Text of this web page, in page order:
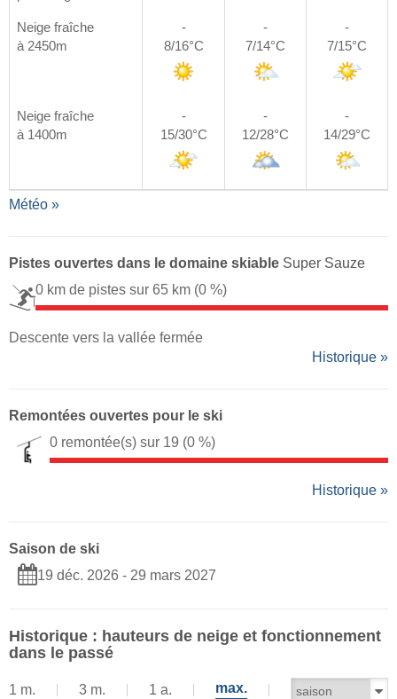
Neige fraîche
à 2450m
-
8/16°C
-
7/14°C
-
7/15°C
Neige fraîche
à 1400m
-
15/30°C
-
12/28°C
-
14/29°C
Météo »
Pistes ouvertes dans le domaine skiable Super Sauze
0 km de pistes sur 65 km (0 %)
Descente vers la vallée fermée
Historique »
Remontées ouvertes pour le ski
0 remontée(s) sur 19 (0 %)
Historique »
Saison de ski
19 déc. 2026 - 29 mars 2027
Historique : hauteurs de neige et fonctionnement
dans le passé
1 m. 3 m. 1 a. max.